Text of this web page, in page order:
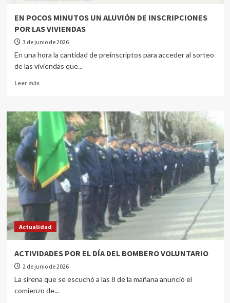
EN POCOS MINUTOS UN ALUVIÓN DE INSCRIPCIONES
POR LAS VIVIENDAS
3 de junio de 2026
En una hora la cantidad de preinscriptos para acceder al sorteo
de las viviendas que...
Leer más
Actualidad
ACTIVIDADES POR EL DÍA DEL BOMBERO VOLUNTARIO
2 de junio de 2026
La sirena que se escuchó a las 8 de la mañana anunció el
comienzo de...